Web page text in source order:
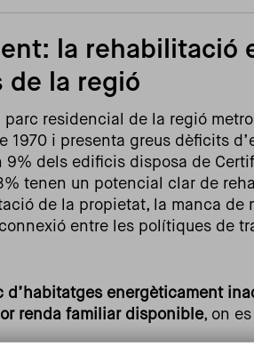
la rehabilitació
de la regió
parc residencial de la regió
1970 i presenta greus dèficits
9% dels edificis disposa de
tenen un potencial clar de
de la propietat, la manca de
entre les polítiques de
d’habitatges energèticament
renda familiar disponible, on